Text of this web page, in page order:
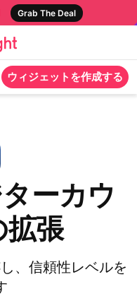
Grab The Deal
ウィジェットを作成する
ーカウ
拡張
、信頼性レベルを